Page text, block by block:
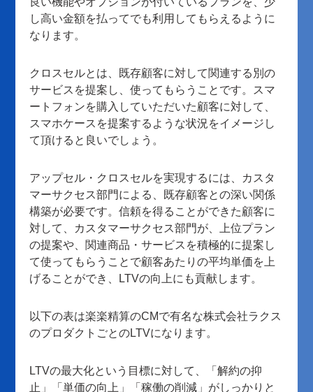
し高い金額を払ってでも利用してもらえるように
なります。
クロスセルとは、既存顧客に対して関連する別の
サービスを提案し、使ってもらうことです。スマ
ートフォンを購入していただいた顧客に対して、
スマホケースを提案するような状況をイメージし
て頂けると良いでしょう。
アップセル・クロスセルを実現するには、カスタ
マーサクセス部門による、既存顧客との深い関係
構築が必要です。信頼を得ることができた顧客に
対して、カスタマーサクセス部門が、上位プラン
の提案や、関連商品・サービスを積極的に提案し
て使ってもらうことで顧客あたりの平均単価を上
げることができ、LTVの向上にも貢献します。
以下の表は楽楽精算のCMで有名な株式会社ラクス
のプロダクトごとのLTVになります。
LTVの最大化という目標に対して、「解約の抑
止」「単価の向上」「稼働の削減」がしっかりと